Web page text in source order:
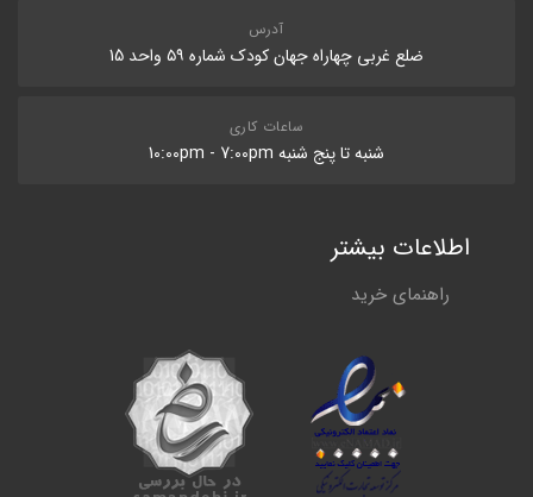
آدرس
ضلع غربی چهاراه جهان کودک شماره ۵۹ واحد 15
ساعات کاری
شنبه تا پنج شنبه 10:00pm - 7:00pm
اطلاعات بیشتر
راهنمای خرید